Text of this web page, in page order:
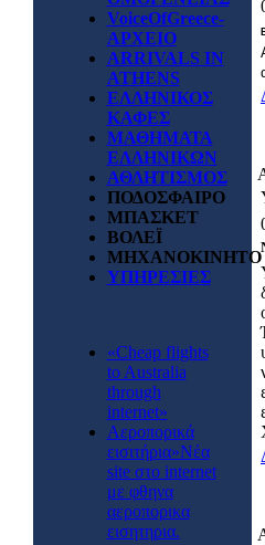
VoiceOfGreece-
ΑΡΧΕΙΟ
ARRIVALS IN
ATHENS
ΕΛΛΗΝΙΚΟΣ
ΚΑΦΕΣ
ΜΑΘΗΜΑΤΑ
ΕΛΛΗΝΙΚΩΝ
ΑΘΛΗΤΙΣΜΟΣ
ΠΟΔΟΣΦΑΙΡΟ
ΜΠΑΣΚΕΤ
ΒΟΛΕΪ
ΜΗΧΑΝΟΚΙΝΗΤΟ
ΥΠΗΡΕΣΙΕΣ
«Cheap flights
to Australia
through
internet»
Αεροπορικά
εισιτήρια»Νέα
site στο internet
με φθηνα
αεροπορικα
εισητηρια.